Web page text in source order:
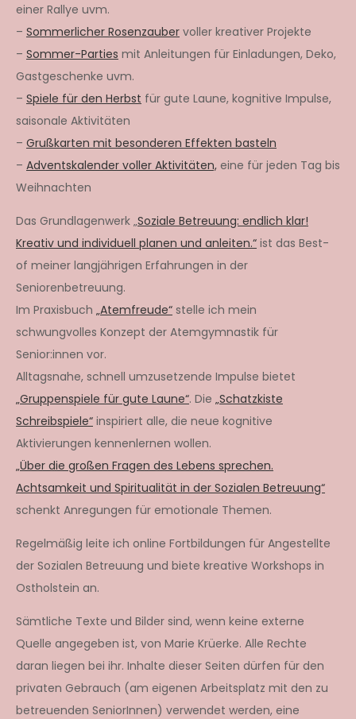
einer Rallye uvm.
– Sommerlicher Rosenzauber voller kreativer Projekte
– Sommer-Parties mit Anleitungen für Einladungen, Deko,
Gastgeschenke uvm.
– Spiele für den Herbst für gute Laune, kognitive Impulse,
saisonale Aktivitäten
– Grußkarten mit besonderen Effekten basteln
– Adventskalender voller Aktivitäten, eine für jeden Tag bis
Weihnachten
Das Grundlagenwerk „Soziale Betreuung: endlich klar!
Kreativ und individuell planen und anleiten.“ ist das Best-
of meiner langjährigen Erfahrungen in der
Seniorenbetreuung.
Im Praxisbuch „Atemfreude“ stelle ich mein
schwungvolles Konzept der Atemgymnastik für
Senior:innen vor.
Alltagsnahe, schnell umzusetzende Impulse bietet
„Gruppenspiele für gute Laune“. Die „Schatzkiste
Schreibspiele“ inspiriert alle, die neue kognitive
Aktivierungen kennenlernen wollen.
„Über die großen Fragen des Lebens sprechen.
Achtsamkeit und Spiritualität in der Sozialen Betreuung“
schenkt Anregungen für emotionale Themen.
Regelmäßig leite ich online Fortbildungen für Angestellte
der Sozialen Betreuung und biete kreative Workshops in
Ostholstein an.
Sämtliche Texte und Bilder sind, wenn keine externe
Quelle angegeben ist, von Marie Krüerke. Alle Rechte
daran liegen bei ihr. Inhalte dieser Seiten dürfen für den
privaten Gebrauch (am eigenen Arbeitsplatz mit den zu
betreuenden SeniorInnen) verwendet werden, eine